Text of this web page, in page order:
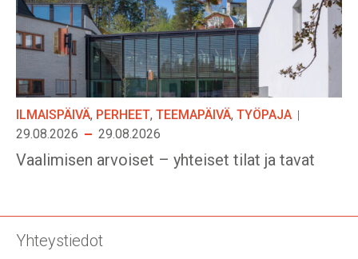
ILMAISPÄIVÄ, PERHEET, TEEMAPÄIVÄ, TYÖPAJA
29.08.2026
29.08.2026
Vaalimisen arvoiset – yhteiset tilat ja tavat
Yhteystiedot